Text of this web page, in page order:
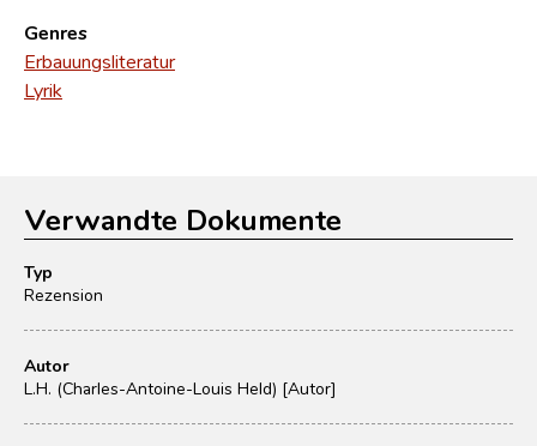
Genres
Erbauungsliteratur
Lyrik
Verwandte Dokumente
Typ
Rezension
Autor
L.H. (Charles-Antoine-Louis Held) [Autor]